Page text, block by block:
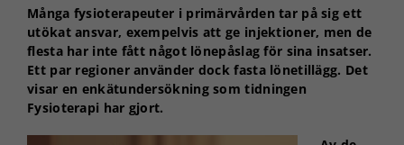
Många fysioterapeuter i primärvården tar på sig ett
utökat ansvar, exempelvis att ge injektioner, men de
flesta har inte fått något lönepåslag för sina insatser.
Ett par regioner använder dock fasta lönetillägg. Det
visar en enkätundersökning som tidningen
Fysioterapi har gjort.